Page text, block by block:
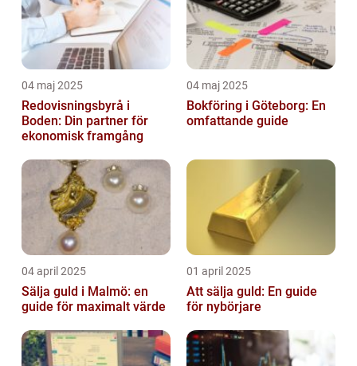
04 maj 2025
Redovisningsbyrå i
Boden: Din partner för
ekonomisk framgång
04 maj 2025
Bokföring i Göteborg: En
omfattande guide
04 april 2025
Sälja guld i Malmö: en
guide för maximalt värde
01 april 2025
Att sälja guld: En guide
för nybörjare